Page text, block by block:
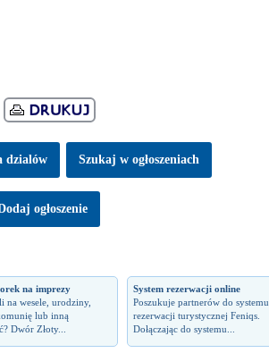
dzialów Szukaj w ogłoszeniach
ogłoszenie
na imprezy
na wesele, urodziny,
lub inną
Dwór Złoty...
System rezerwacji online
Poszukuje partnerów do systemu
rezerwacji turystycznej Feniqs.
Dołączając do systemu...